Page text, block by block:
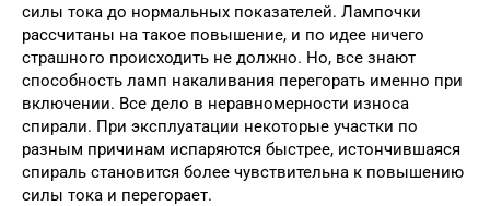
силы тока до нормальных показателей. Лампочки
рассчитаны на такое повышение, и по идее ничего
страшного происходить не должно. Но, все знают
способность ламп накаливания перегорать именно при
включении. Все дело в неравномерности износа
спирали. При эксплуатации некоторые участки по
разным причинам испаряются быстрее, истончившаяся
спираль становится более чувствительна к повышению
силы тока и перегорает.